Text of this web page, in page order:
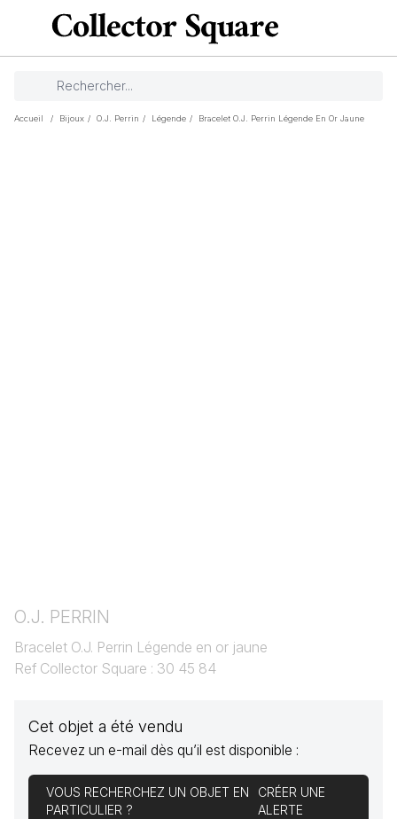
Accueil / Bijoux / O.J. Perrin / Légende / Bracelet O.J. Perrin Légende En Or Jaune
O.J. PERRIN
Bracelet O.J. Perrin Légende en or jaune
Ref Collector Square : 30 45 84
Cet objet a été vendu
Recevez un e-mail dès qu’il est disponible :
VOUS RECHERCHEZ UN OBJET EN
PARTICULIER ?
CRÉER UNE
ALERTE